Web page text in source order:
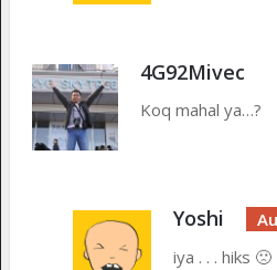
4G92Mivec
Koq mahal ya…?
Yoshi
iya . . . hiks 🙁